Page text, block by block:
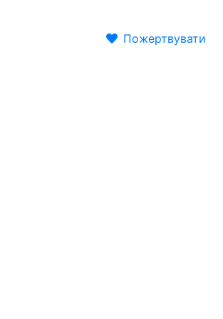
Пожертвувати